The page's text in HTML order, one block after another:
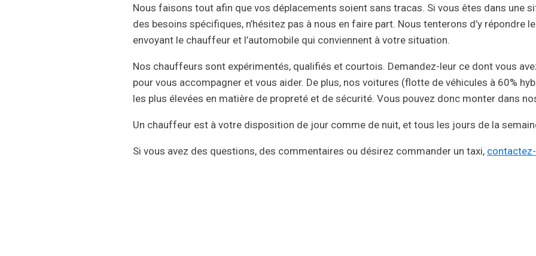
Nous faisons tout afin que vos déplacements soient sans tracas. Si vous êtes dans une
des besoins spécifiques, n’hésitez pas à nous en faire part. Nous tenterons d’y répondre
envoyant le chauffeur et l’automobile qui conviennent à votre situation.
Nos chauffeurs sont expérimentés, qualifiés et courtois. Demandez-leur ce dont vous
pour vous accompagner et vous aider. De plus, nos voitures (flotte de véhicules à 60%
les plus élevées en matière de propreté et de sécurité. Vous pouvez donc monter dans
Un chauffeur est à votre disposition de jour comme de nuit, et tous les jours de la
Si vous avez des questions, des commentaires ou désirez commander un taxi,